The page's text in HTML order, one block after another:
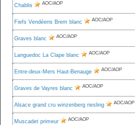
Chablis AOC/AOP
Fiefs Vendéens Brem blanc AOC/AOP
Graves blanc AOC/AOP
Languedoc La Clape blanc AOC/AOP
Entre-deux-Mers Haut-Benauge AOC/AOP
Graves de Vayres blanc AOC/AOP
Alsace grand cru winzenberg riesling AOC/AOP
Muscadet primeur AOC/AOP